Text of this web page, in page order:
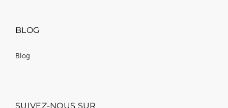
BLOG
Blog
SUIVEZ-NOUS SUR